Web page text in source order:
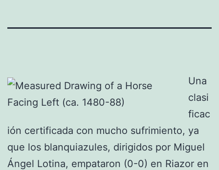
Una
clasi
ficac
ión certificada con mucho sufrimiento, ya
que los blanquiazules, dirigidos por Miguel
Ángel Lotina, empataron (0-0) en Riazor en